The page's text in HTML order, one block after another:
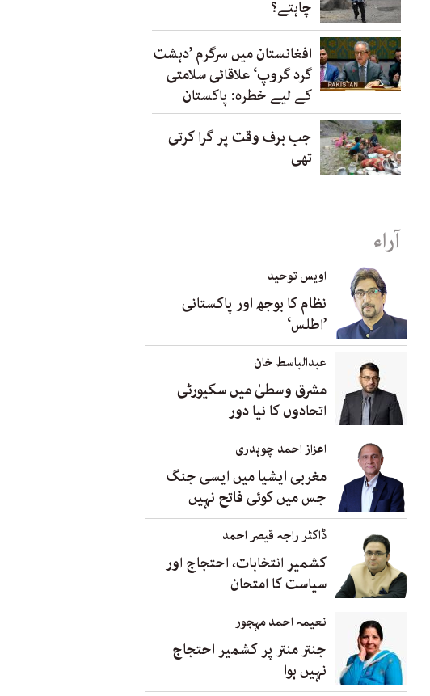
چاہتے؟
افغانستان میں سرگرم ’دہشت
گرد گروپ‘ علاقائی سلامتی
کے لیے خطرہ: پاکستان
جب برف وقت پر گرا کرتی
تھی
آراء
اویس توحید
نظام کا بوجھ اور پاکستانی
’اطلس‘
عبدالباسط خان
مشرق وسطیٰ میں سکیورٹی
اتحادوں کا نیا دور
اعزاز احمد چوہدری
مغربی ایشیا میں ایسی جنگ
جس میں کوئی فاتح نہیں
ڈاکٹر راجہ قیصر احمد
کشمیر انتخابات، احتجاج اور
سیاست کا امتحان
نعیمہ احمد مہجور
جنتر منتر پر کشمیر احتجاج
نہیں ہوا